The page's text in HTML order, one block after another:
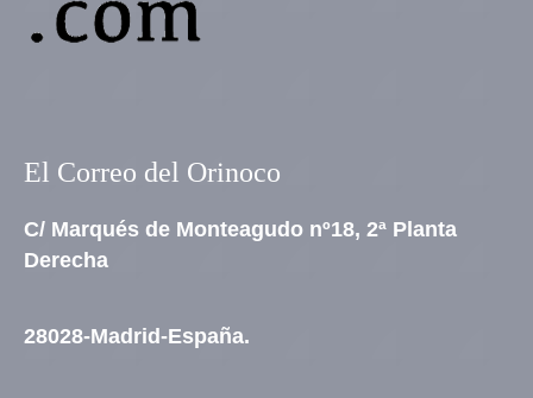
El Correo del Orinoco
C/ Marqués de Monteagudo nº18, 2ª Planta
Derecha
28028-Madrid-España.